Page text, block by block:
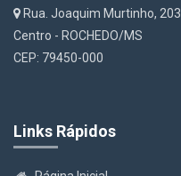
Rua. Joaquim Murtinho, 203
Centro - ROCHEDO/MS
CEP: 79450-000
Links Rápidos